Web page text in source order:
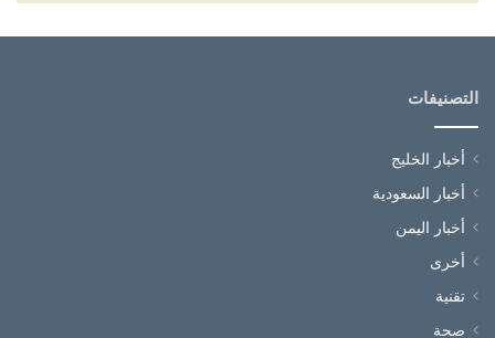
التصنيفات
أخبار الخليج
أخبار السعودية
أخبار اليمن
أخرى
تقنية
صحة